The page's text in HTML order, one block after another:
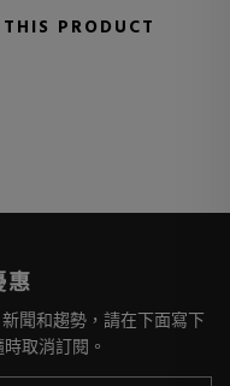
PRODUCT
惠
聞和趨勢，請在下面寫下
取消訂閱。